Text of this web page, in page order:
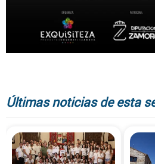
Últimas noticias de esta